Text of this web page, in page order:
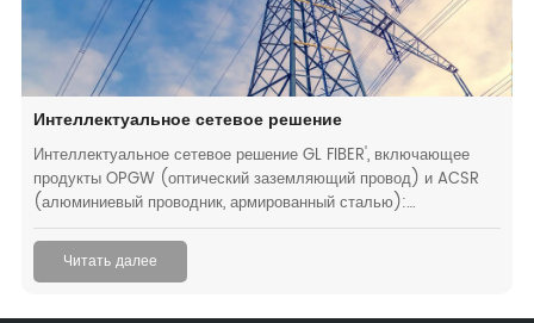
Интеллектуальное сетевое решение
Интеллектуальное сетевое решение GL FIBER', включающее
продукты OPGW (оптический заземляющий провод) и ACSR
(алюминиевый проводник, армированный сталью):
интеллектуальное сетевое решение использует волоконно-
оптические технологии для модернизации электрической сети и
расширения ее возможностей.
Читать далее